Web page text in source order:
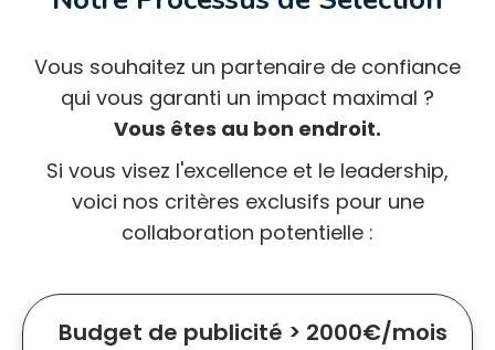
Vous souhaitez un partenaire de confiance
qui vous garanti un impact maximal ?
Vous êtes au bon endroit.
Si vous visez l'excellence et le leadership,
voici nos critères exclusifs pour une
collaboration potentielle :
Budget de publicité > 2000€/mois